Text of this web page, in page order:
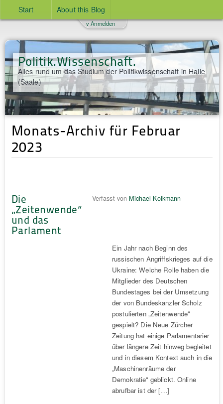
Start About this Blog
Politik.Wissenschaft.
Alles rund um das Studium der Politikwissenschaft in Halle
(Saale)
v Anmelden
Monats-Archiv für Februar
2023
Die
„Zeitenwende“
und das
Parlament
Verfasst von Michael Kolkmann
Ein Jahr nach Beginn des
russischen Angriffskrieges auf die
Ukraine: Welche Rolle haben die
Mitglieder des Deutschen
Bundestages bei der Umsetzung
der von Bundeskanzler Scholz
postulierten „Zeitenwende“
gespielt? Die Neue Zürcher
Zeitung hat einige Parlamentarier
über längere Zeit hinweg begleitet
und in diesem Kontext auch in die
„Maschinenräume der
Demokratie“ geblickt. Online
abrufbar ist der […]